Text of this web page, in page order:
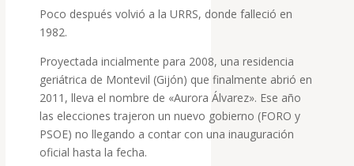
Poco después volvió a la URRS, donde falleció en
1982.
Proyectada incialmente para 2008, una residencia
geriátrica de Montevil (Gijón) que finalmente abrió en
2011, lleva el nombre de «Aurora Álvarez». Ese año
las elecciones trajeron un nuevo gobierno (FORO y
PSOE) no llegando a contar con una inauguración
oficial hasta la fecha.